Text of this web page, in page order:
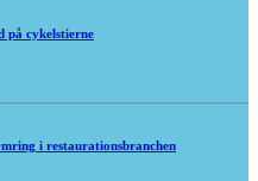
på cykelstierne
i restaurationsbranchen